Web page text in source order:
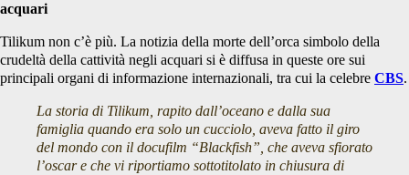
acquari
Tilikum non c’è più. La notizia della morte dell’orca simbolo della
crudeltà della cattività negli acquari si è diffusa in queste ore sui
principali organi di informazione internazionali, tra cui la celebre CBS.
La storia di Tilikum, rapito dall’oceano e dalla sua
famiglia quando era solo un cucciolo, aveva fatto il giro
del mondo con il docufilm “Blackfish”, che aveva sfiorato
l’oscar e che vi riportiamo sottotitolato in chiusura di